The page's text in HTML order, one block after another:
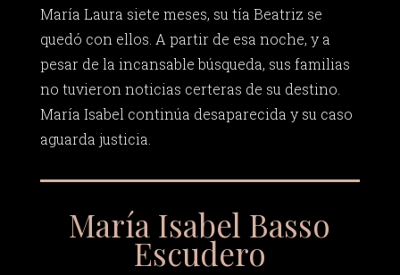
María Laura siete meses, su tía Beatriz se
quedó con ellos. A partir de esa noche, y a
pesar de la incansable búsqueda, sus familias
no tuvieron noticias certeras de su destino.
María Isabel continúa desaparecida y su caso
aguarda justicia.
María Isabel Basso
Escudero